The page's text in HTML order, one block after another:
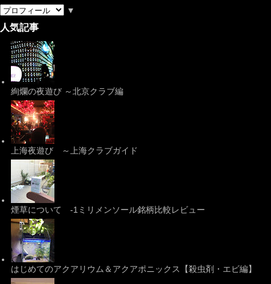
▼
人気記事
絢爛の夜遊び ～北京クラブ編
上海夜遊び ～上海クラブガイド
煙草について -1ミリメンソール銘柄比較レビュー
はじめてのアクアリウム＆アクアポニックス【殺虫剤・エビ編】